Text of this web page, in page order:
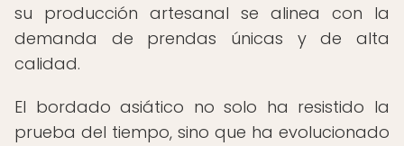
su producción artesanal se alinea con la
demanda de prendas únicas y de alta
calidad.
El bordado asiático no solo ha resistido la
prueba del tiempo, sino que ha evolucionado